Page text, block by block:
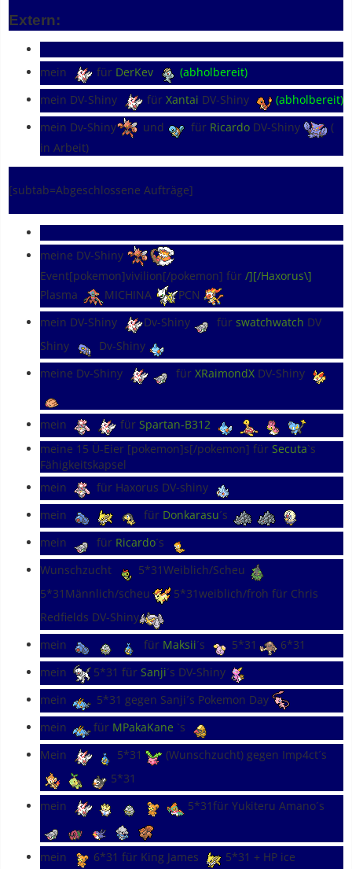
Extern:
mein für DerKev
(abholbereit)
mein DV-Shiny
für Xantai DV-Shiny
(abholbereit)
mein Dv-Shiny
und für Ricardo DV-Shiny
(
in Arbeit)
[subtab=Abgeschlossene Aufträge]
meine DV-Shiny
Event[pokemon]vivilion[/pokemon] für /][/Haxorus\]
Plasma
MICHINA
PCN
mein DV-Shiny
Dv-Shiny für swatchwatch DV
Shiny
Dv-Shiny
meine Dv-Shiny
für XRaimondX DV-Shiny
mein für Spartan-B312
meine 15 Ü-Eier [pokemon]s[/pokemon] für Secuta`s
Fähigkeitskapsel
mein
für Haxorus DV-shiny
mein
für Donkarasu´s
mein
für Ricardo´s
Wunschzucht
5*31Weiblich/Scheu
5*31Männlich/scheu
5*31weiblich/froh für Chris
Redfields DV-Shiny
mein
für Maksii´s 5*31
6*31
mein
5*31 für Sanji´s DV-Shiny
mein
5*31 gegen Sanji´s Pokemon Day
mein
für MPakaKane `s
Mein
5*31
(Wunschzucht) gegen Imp4ct´s
5*31
mein
5*31für Yukiteru Amano´s
mein 6*31 für King James
5*31 + HP ice